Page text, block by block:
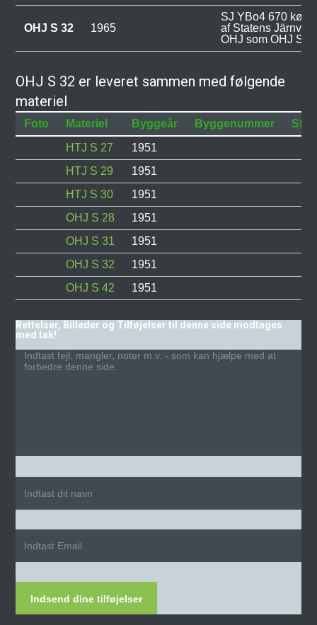
OHJ S 32 1965
SJ YBo4 670 købt
af Statens
OHJ som OHJ S
OHJ S 32 er leveret sammen med følgende
materiel
Foto Materiel Byggeår Byggenummer
HTJ S 27
1951
HTJ S 29
1951
HTJ S 30
1951
OHJ S 28
1951
OHJ S 31
1951
OHJ S 32
1951
OHJ S 42
1951
Rettelser, Billeder og Tilføjelser til denne side modtages
med tak!
Indsend dine tilføjelser